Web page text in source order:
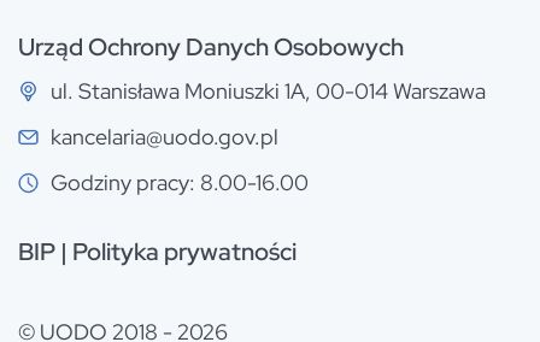
Urząd Ochrony Danych Osobowych
ul. Stanisława Moniuszki 1A, 00-014 Warszawa
kancelaria@uodo.gov.pl
Godziny pracy: 8.00-16.00
BIP | Polityka prywatności
© UODO 2018 - 2026